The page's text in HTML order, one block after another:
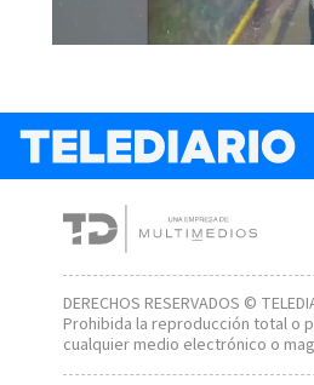
DERECHOS RESERVADOS ©
Prohibida la reproducción total o
cualquier medio electrónico o